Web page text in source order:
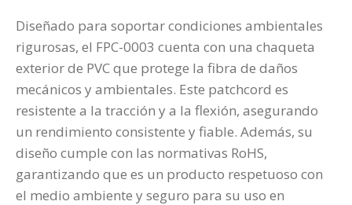
Diseñado para soportar condiciones ambientales
rigurosas, el FPC-0003 cuenta con una chaqueta
exterior de PVC que protege la fibra de daños
mecánicos y ambientales. Este patchcord es
resistente a la tracción y a la flexión, asegurando
un rendimiento consistente y fiable. Además, su
diseño cumple con las normativas RoHS,
garantizando que es un producto respetuoso con
el medio ambiente y seguro para su uso en